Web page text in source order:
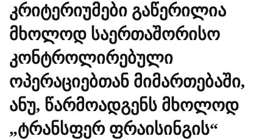
კრიტერიუმები გაწერილია
მხოლოდ საერთაშორისო
კონტროლირებული
ოპერაციებთან მიმართებაში,
ანუ, წარმოადგენს მხოლოდ
„ტრანსფერ ფრაისინგის“